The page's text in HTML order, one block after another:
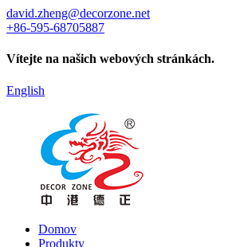
david.zheng@decorzone.net
+86-595-68705887
Vítejte na našich webových stránkách.
English
Domov
Produkty